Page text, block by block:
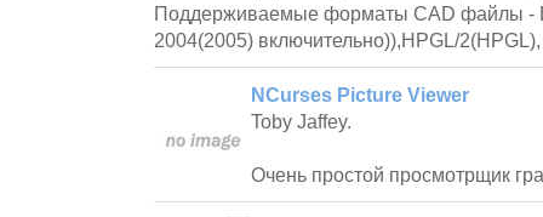
Поддерживаемые форматы CAD файлы -
2004(2005) включительно)),HPGL/
NCurses Picture Viewer
Toby Jaffey.
Очень простой просмотрщик